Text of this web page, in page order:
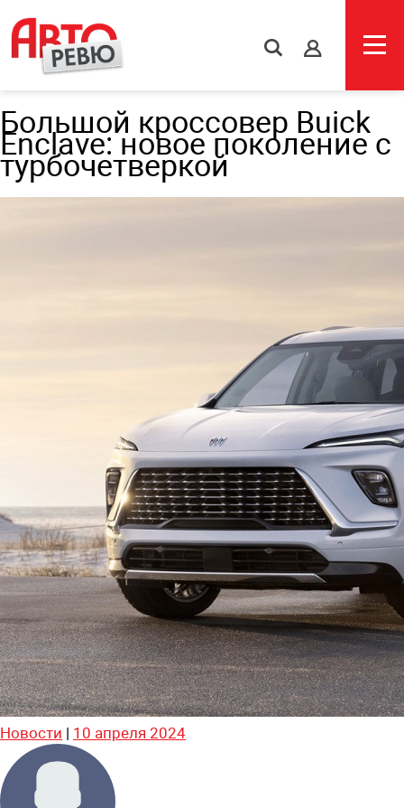
s
Большой кроссовер Buick
Enclave: новое поколение с
турбочетверкой
Новости | 10 апреля 2024